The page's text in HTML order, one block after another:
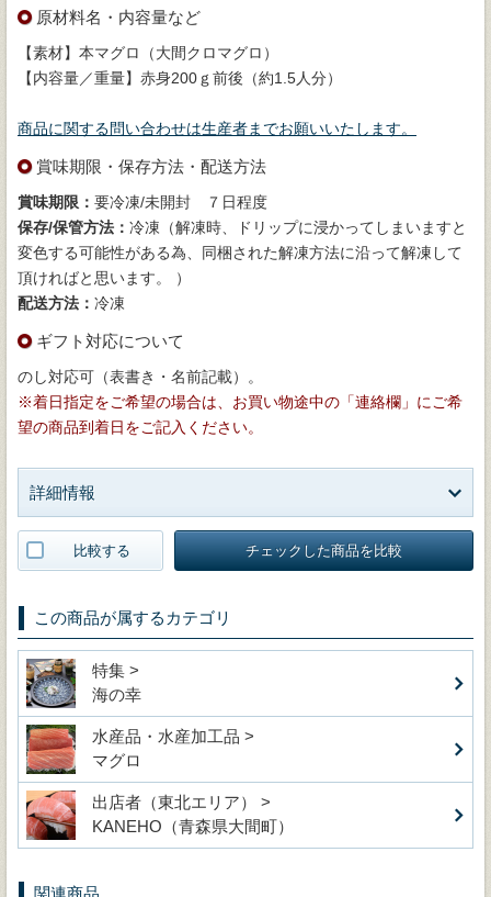
原材料名・内容量など
【素材】本マグロ（大間クロマグロ）
【内容量／重量】赤身200ｇ前後（約1.5人分）
商品に関する問い合わせは生産者までお願いいたします。
賞味期限・保存方法・配送方法
賞味期限： 要冷凍/未開封 ７日程度
保存/保管方法： 冷凍（解凍時、ドリップに浸かってしまいますと
変色する可能性がある為、同梱された解凍方法に沿って解凍して
頂ければと思います。 ）
配送方法： 冷凍
ギフト対応について
のし対応可（表書き・名前記載）。
※着日指定をご希望の場合は、お買い物途中の「連絡欄」にご希
望の商品到着日をご記入ください。
詳細情報
比較する チェックした商品を比較
この商品が属するカテゴリ
特集 >
海の幸
水産品・水産加工品 >
マグロ
出店者（東北エリア） >
KANEHO（青森県大間町）
関連商品